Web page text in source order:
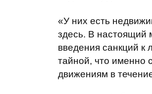
«У них есть
здесь. В настоящий
введения санкций к
тайной, что именно
движениям в